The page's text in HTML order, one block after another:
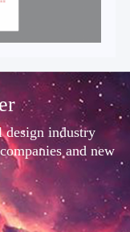
design industry
and new